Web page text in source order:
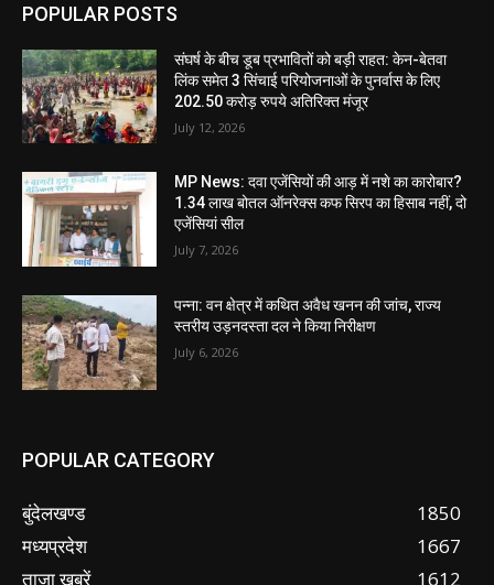
POPULAR POSTS
संघर्ष के बीच डूब प्रभावितों को बड़ी राहत: केन-बेतवा
लिंक समेत 3 सिंचाई परियोजनाओं के पुनर्वास के लिए
202.50 करोड़ रुपये अतिरिक्त मंजूर
July 12, 2026
MP News: दवा एजेंसियों की आड़ में नशे का कारोबार?
1.34 लाख बोतल ऑनरेक्स कफ सिरप का हिसाब नहीं, दो
एजेंसियां सील
July 7, 2026
पन्ना: वन क्षेत्र में कथित अवैध खनन की जांच, राज्य
स्तरीय उड़नदस्ता दल ने किया निरीक्षण
July 6, 2026
POPULAR CATEGORY
बुंदेलखण्ड
1850
मध्यप्रदेश
1667
ताजा ख़बरें
1612